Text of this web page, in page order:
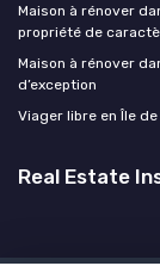
Maison à rénover
propriété de
Maison à rénover
d’exception
Viager libre en Île
Real Estate